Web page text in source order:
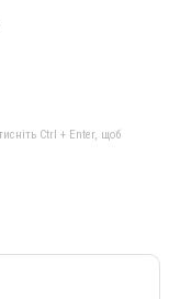
Ctrl + Enter, щоб